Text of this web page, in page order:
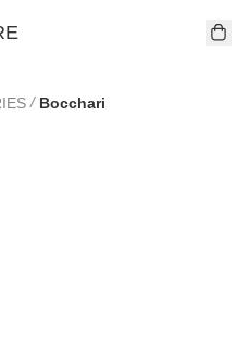
/ Bocchari